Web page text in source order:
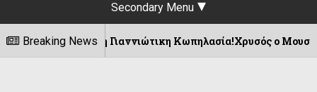
Secondary Menu
Breaking News
τη Γιαννιώτικη Κωπηλασία!Χρυσός ο Μουσελίμης !